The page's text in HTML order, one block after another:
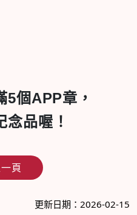
5個APP章，
念品喔！
頁
更新日期：2026-02-15